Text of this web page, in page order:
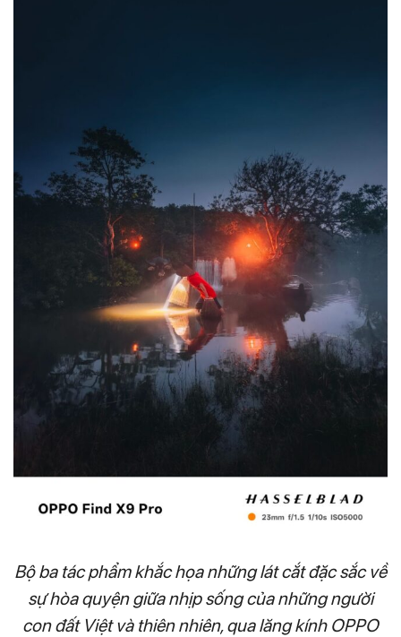
Bộ ba tác phẩm khắc họa những lát cắt đặc sắc về
sự hòa quyện giữa nhịp sống của những người
con đất Việt và thiên nhiên, qua lăng kính OPPO